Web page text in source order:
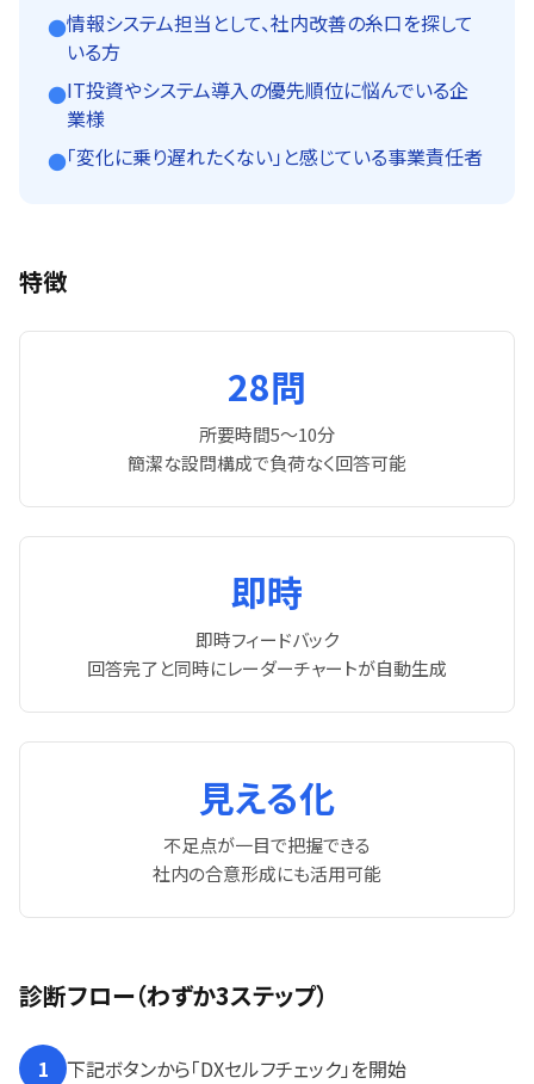
●情報システム担当として、社内改善の糸口を探して
いる方
●IT投資やシステム導入の優先順位に悩んでいる企
業様
●「変化に乗り遅れたくない」と感じている事業責任者
特徴
28問
所要時間5〜10分
簡潔な設問構成で負荷なく回答可能
即時
即時フィードバック
回答完了と同時にレーダーチャートが自動生成
見える化
不足点が一目で把握できる
社内の合意形成にも活用可能
診断フロー（わずか3ステップ）
1 下記ボタンから「DXセルフチェック」を開始